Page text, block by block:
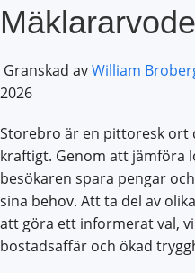
Granskad avWilliam
2026
Storebro är en pittoresk ort
kraftigt. Genom att jämföra
besökaren spara pengar
sina behov. Att ta del av
att göra ett informerat val,
bostadsaffär och ökad